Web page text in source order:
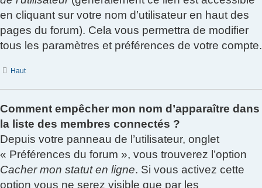
en cliquant sur votre nom d’utilisateur en haut des
pages du forum). Cela vous permettra de modifier
tous les paramètres et préférences de votre compte.
Haut
Comment empêcher mon nom d’apparaître dans
la liste des membres connectés ?
Depuis votre panneau de l’utilisateur, onglet
« Préférences du forum », vous trouverez l’option
Cacher mon statut en ligne. Si vous activez cette
option vous ne serez visible que par les